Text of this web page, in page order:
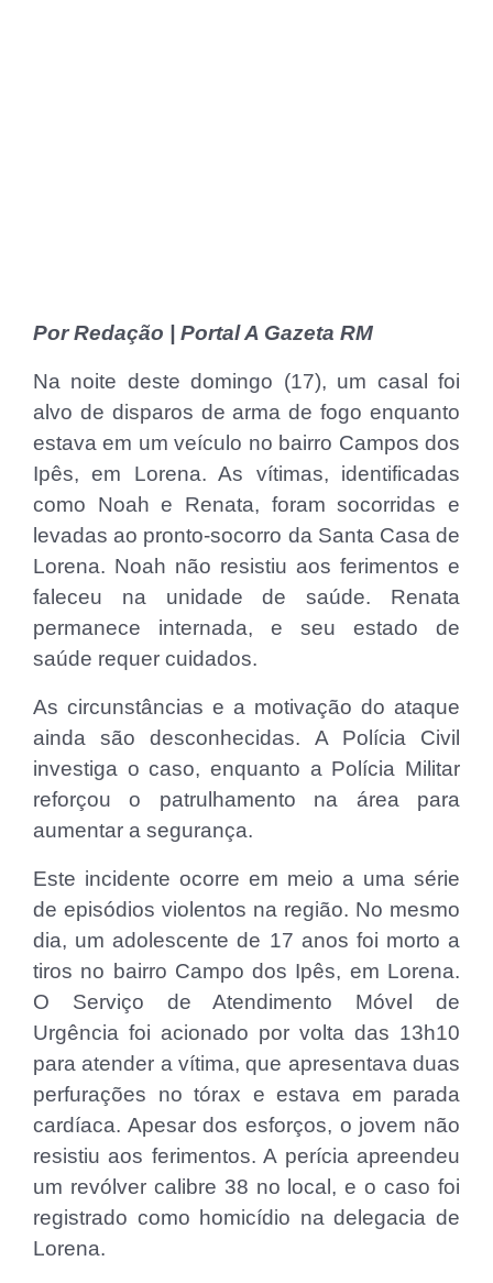
Por Redação | Portal A Gazeta RM
Na noite deste domingo (17), um casal foi
alvo de disparos de arma de fogo enquanto
estava em um veículo no bairro Campos dos
Ipês, em Lorena. As vítimas, identificadas
como Noah e Renata, foram socorridas e
levadas ao pronto-socorro da Santa Casa de
Lorena. Noah não resistiu aos ferimentos e
faleceu na unidade de saúde. Renata
permanece internada, e seu estado de
saúde requer cuidados.
As circunstâncias e a motivação do ataque
ainda são desconhecidas. A Polícia Civil
investiga o caso, enquanto a Polícia Militar
reforçou o patrulhamento na área para
aumentar a segurança.
Este incidente ocorre em meio a uma série
de episódios violentos na região. No mesmo
dia, um adolescente de 17 anos foi morto a
tiros no bairro Campo dos Ipês, em Lorena.
O Serviço de Atendimento Móvel de
Urgência foi acionado por volta das 13h10
para atender a vítima, que apresentava duas
perfurações no tórax e estava em parada
cardíaca. Apesar dos esforços, o jovem não
resistiu aos ferimentos. A perícia apreendeu
um revólver calibre 38 no local, e o caso foi
registrado como homicídio na delegacia de
Lorena.